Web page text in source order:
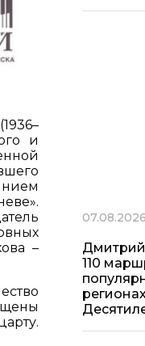
и
–
07.08.2026
110